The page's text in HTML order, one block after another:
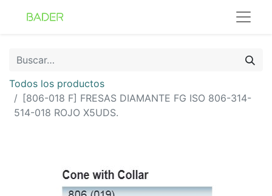
Todos los productos
[806-018 F] FRESAS DIAMANTE FG ISO 806-314-
514-018 ROJO X5UDS.